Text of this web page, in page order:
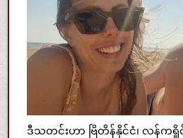
ဒီသတင်းဟာ ဗြိတိန်နိုင်ငံ၊ လန်ကရှိုင်